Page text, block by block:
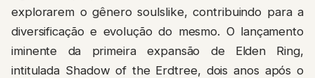
explorarem o gênero soulslike, contribuindo para a
diversificação e evolução do mesmo. O lançamento
iminente da primeira expansão de Elden Ring,
intitulada Shadow of the Erdtree, dois anos após o